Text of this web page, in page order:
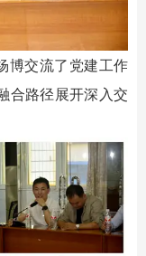
交流了党建工作
合路径展开深入交